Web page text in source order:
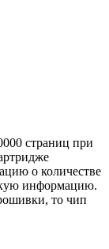
страниц при
о количестве
информацию.
то чип